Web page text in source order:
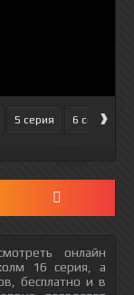
5 серия 6 серия
›
онлайн
16 серия, а
бесплатно и в